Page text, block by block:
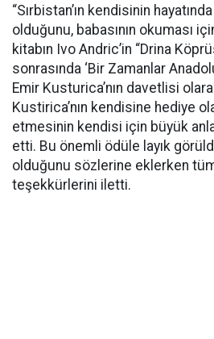
“Sırbistan’ın kendisinin
olduğunu, babasının okuması
kitabın Ivo Andric’in “Drina
sonrasında ‘Bir Zamanlar
Emir Kusturica’nın davetlisi
Kustirica’nın kendisine hediye
etmesinin kendisi için büyük
etti. Bu önemli ödüle layık
olduğunu sözlerine eklerken
teşekkürlerini iletti.